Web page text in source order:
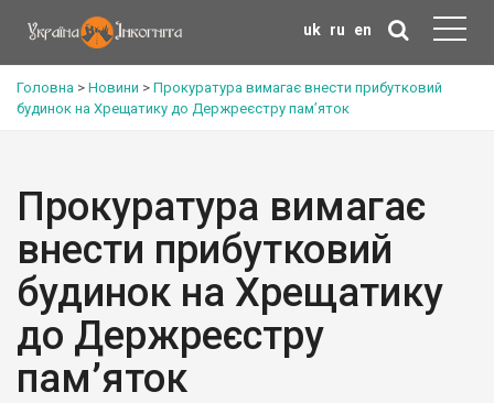
uk ru en
Головна > Новини > Прокуратура вимагає внести прибутковий
будинок на Хрещатику до Держреєстру пам’яток
Прокуратура вимагає
внести прибутковий
будинок на Хрещатику
до Держреєстру
пам’яток